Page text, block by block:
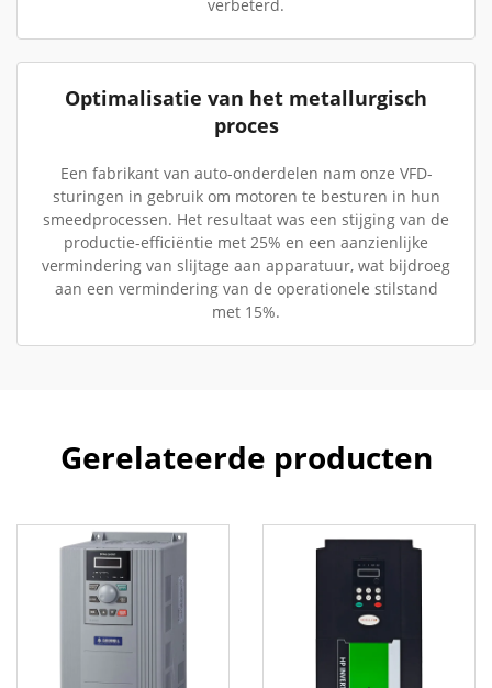
verbeterd.
Optimalisatie van het metallurgisch
proces
Een fabrikant van auto-onderdelen nam onze VFD-
sturingen in gebruik om motoren te besturen in hun
smeedprocessen. Het resultaat was een stijging van de
productie-efficiëntie met 25% en een aanzienlijke
vermindering van slijtage aan apparatuur, wat bijdroeg
aan een vermindering van de operationele stilstand
met 15%.
Gerelateerde producten